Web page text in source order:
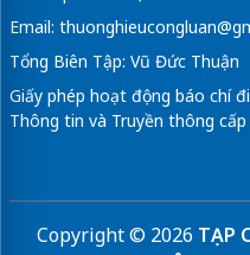
Email:
Tổng Biên Tập: Vũ Đức Thuận
Giấy phép hoạt động báo chí
Thông tin và Truyền thông
Copyright © 2026 TẠP